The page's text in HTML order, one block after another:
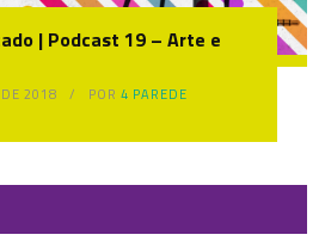
| Podcast 19 – Arte e
2018 POR4 PAREDE